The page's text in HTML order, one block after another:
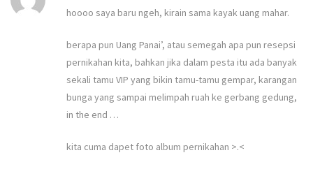
hoooo saya baru ngeh, kirain sama kayak uang mahar.
berapa pun Uang Panai’, atau semegah apa pun resepsi
pernikahan kita, bahkan jika dalam pesta itu ada banyak
sekali tamu VIP yang bikin tamu-tamu gempar, karangan
bunga yang sampai melimpah ruah ke gerbang gedung,
in the end …
kita cuma dapet foto album pernikahan >.<